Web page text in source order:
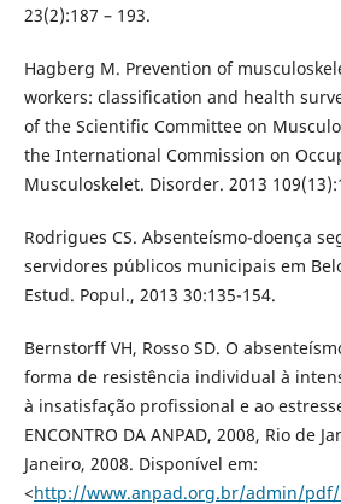
23(2):187 – 193.
Hagberg M. Prevention of
workers: classification and health
of the Scientific Committee on
the International Commission on
Musculoskelet. Disorder. 2013
Rodrigues CS. Absenteísmo-doença
servidores públicos municipais em
Estud. Popul., 2013 30:135-154.
Bernstorff VH, Rosso SD. O
forma de resistência individual à
à insatisfação profissional e ao
ENCONTRO DA ANPAD, 2008, Rio de
Janeiro, 2008. Disponível em:
<http://www.anpad.org.br/admin/pdf/